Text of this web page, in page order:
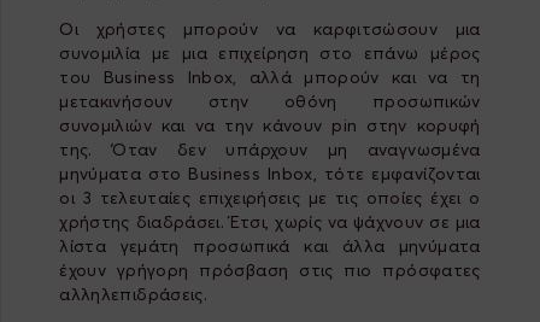
Οι χρήστες μπορούν να καρφιτσώσουν μια
συνομιλία με μια επιχείρηση στο επάνω μέρος
του Business Inbox, αλλά μπορούν και να τη
μετακινήσουν στην οθόνη προσωπικών
συνομιλιών και να την κάνουν pin στην κορυφή
της. Όταν δεν υπάρχουν μη αναγνωσμένα
μηνύματα στο Business Inbox, τότε εμφανίζονται
οι 3 τελευταίες επιχειρήσεις με τις οποίες έχει ο
χρήστης διαδράσει. Έτσι, χωρίς να ψάχνουν σε μια
λίστα γεμάτη προσωπικά και άλλα μηνύματα
έχουν γρήγορη πρόσβαση στις πιο πρόσφατες
αλληλεπιδράσεις.